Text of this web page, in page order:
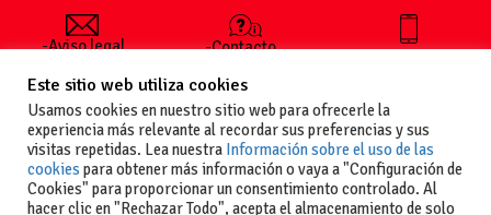
-Aviso legal
generales
de uso
-Política de
privacidad
-Política de
cookies
-Contacto
publicar un
anuncio
-Vende+
+34 627 35
Este sitio web utiliza cookies
Usamos cookies en nuestro sitio web para ofrecerle la
experiencia más relevante al recordar sus preferencias y sus
visitas repetidas. Lea nuestra Información sobre el uso de las
cookies para obtener más información o vaya a "Configuración de
Cookies" para proporcionar un consentimiento controlado. Al
hacer clic en "Rechazar Todo", acepta el almacenamiento de solo